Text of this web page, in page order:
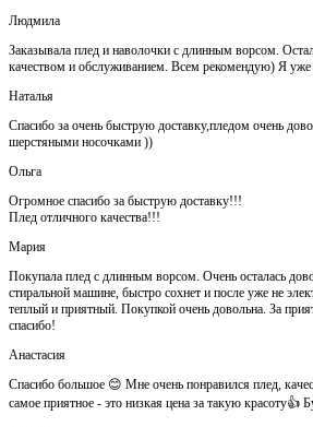
Людмила
Заказывала плед и наволочки с длинным ворсом.
качеством и обслуживанием. Всем рекомендую) Я уже
Наталья
Спасибо за очень быструю доставку,пледом очень
шерстяными носочками ))
Ольга
Огромное спасибо за быструю доставку!!!
Плед отличного качества!!!
Мария
Покупала плед с длинным ворсом. Очень осталась
стиральной машине, быстро сохнет и после уже не
теплый и приятный. Покупкой очень довольна. За
спасибо!
Анастасия
Спасибо большое 😊 Мне очень понравился плед,
самое приятное - это низкая цена за такую красоту👍